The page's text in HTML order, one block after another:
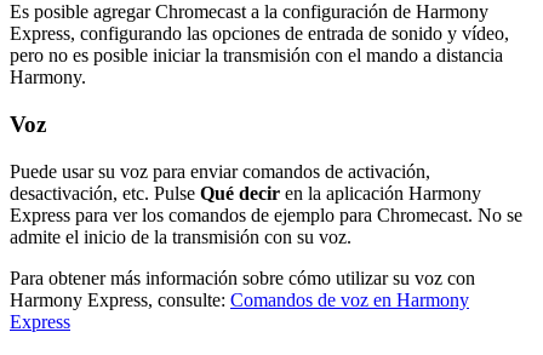
Es posible agregar Chromecast a la configuración de Harmony
Express, configurando las opciones de entrada de sonido y vídeo,
pero no es posible iniciar la transmisión con el mando a distancia
Harmony.
Voz
Puede usar su voz para enviar comandos de activación,
desactivación, etc. Pulse Qué decir en la aplicación Harmony
Express para ver los comandos de ejemplo para Chromecast. No se
admite el inicio de la transmisión con su voz.
Para obtener más información sobre cómo utilizar su voz con
Harmony Express, consulte: Comandos de voz en Harmony
Express